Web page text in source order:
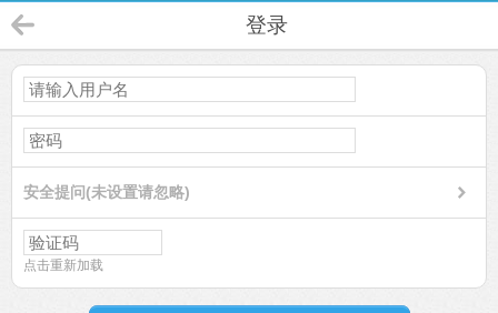
登录
安全提问(未设置请忽略)
点击重新加载